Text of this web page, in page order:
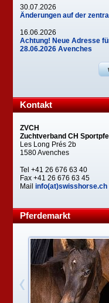
30.07.2026
Änderungen auf der
16.06.2026
Achtung! Neue Adresse
28.06.2026 Avenches
Kontakt
ZVCH
Zuchtverband CH
Les Long Prés 2b
1580 Avenches
Tel +41 26 676 63 40
Fax +41 26 676 63 45
Mailinfo(at)swisshorse.ch
Pferdemarkt